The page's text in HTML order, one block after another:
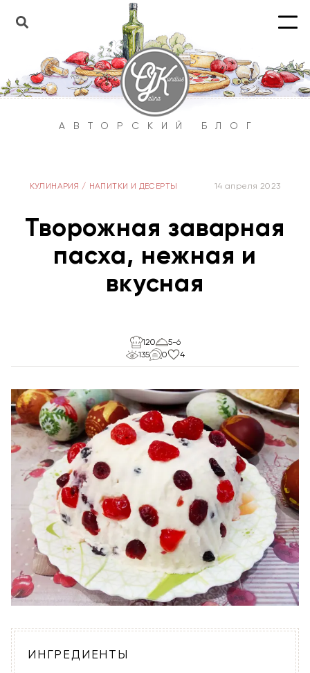
АВТОРСКИЙ БЛОГ
КУЛИНАРИЯ / НАПИТКИ И ДЕСЕРТЫ 14 апреля 2023
Творожная заварная
пасха, нежная и
вкусная
120
5-6
135
0 4
ИНГРЕДИЕНТЫ